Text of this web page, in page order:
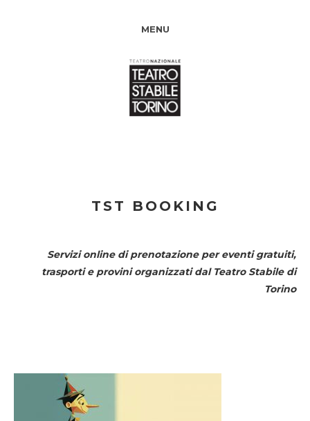
MENU
TST BOOKING
Servizi online di prenotazione per eventi gratuiti,
trasporti e provini organizzati dal Teatro Stabile di
Torino